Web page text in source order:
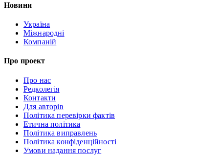
Новини
Україна
Міжнародні
Компаній
Про проект
Про нас
Редколегія
Контакти
Для авторів
Політика перевірки фактів
Етична політика
Політика виправлень
Політика конфіденційності
Умови надання послуг